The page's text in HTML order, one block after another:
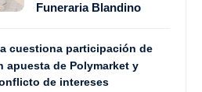
Funeraria Blandino
cuestiona participación de
apuesta de Polymarket y
de intereses